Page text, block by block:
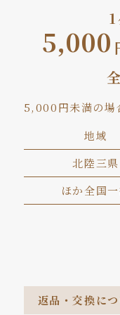
5,000
5,000円未満の場
地域
北陸三県
ほか全国
返品・交換に